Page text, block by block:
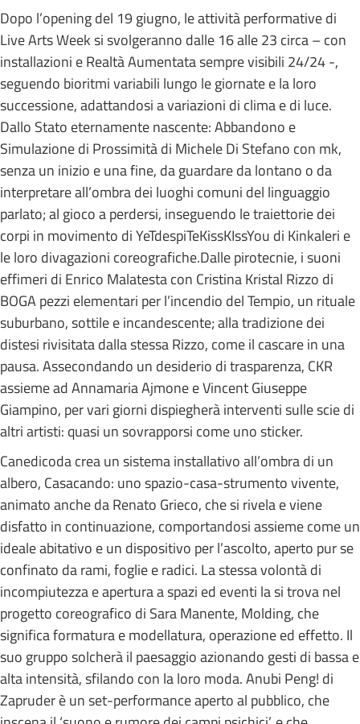
Dopo l’opening del 19 giugno, le attività performative di
Live Arts Week si svolgeranno dalle 16 alle 23 circa – con
installazioni e Realtà Aumentata sempre visibili 24/24 -,
seguendo bioritmi variabili lungo le giornate e la loro
successione, adattandosi a variazioni di clima e di luce.
Dallo Stato eternamente nascente: Abbandono e
Simulazione di Prossimità di Michele Di Stefano con mk,
senza un inizio e una fine, da guardare da lontano o da
interpretare all’ombra dei luoghi comuni del linguaggio
parlato; al gioco a perdersi, inseguendo le traiettorie dei
corpi in movimento di YeTdespiTeKissKIssYou di Kinkaleri e
le loro divagazioni coreografiche.Dalle pirotecnie, i suoni
effimeri di Enrico Malatesta con Cristina Kristal Rizzo di
BOGA pezzi elementari per l’incendio del Tempio, un rituale
suburbano, sottile e incandescente; alla tradizione dei
distesi rivisitata dalla stessa Rizzo, come il cascare in una
pausa. Assecondando un desiderio di trasparenza, CKR
assieme ad Annamaria Ajmone e Vincent Giuseppe
Giampino, per vari giorni dispiegherà interventi sulle scie di
altri artisti: quasi un sovrapporsi come uno sticker.
Canedicoda crea un sistema installativo all’ombra di un
albero, Casacando: uno spazio-casa-strumento vivente,
animato anche da Renato Grieco, che si rivela e viene
disfatto in continuazione, comportandosi assieme come un
ideale abitativo e un dispositivo per l’ascolto, aperto pur se
confinato da rami, foglie e radici. La stessa volontà di
incompiutezza e apertura a spazi ed eventi la si trova nel
progetto coreografico di Sara Manente, Molding, che
significa formatura e modellatura, operazione ed effetto. Il
suo gruppo solcherà il paesaggio azionando gesti di bassa e
alta intensità, sfilando con la loro moda. Anubi Peng! di
Zapruder è un set-performance aperto al pubblico, che